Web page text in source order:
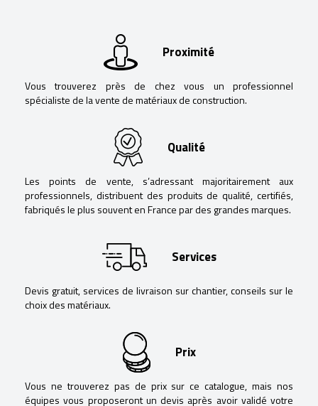
Proximité
Vous trouverez près de chez vous un professionnel
spécialiste de la vente de matériaux de construction.
Qualité
Les points de vente, s’adressant majoritairement aux
professionnels, distribuent des produits de qualité, certifiés,
fabriqués le plus souvent en France par des grandes marques.
Services
Devis gratuit, services de livraison sur chantier, conseils sur le
choix des matériaux.
Prix
Vous ne trouverez pas de prix sur ce catalogue, mais nos
équipes vous proposeront un devis après avoir validé votre